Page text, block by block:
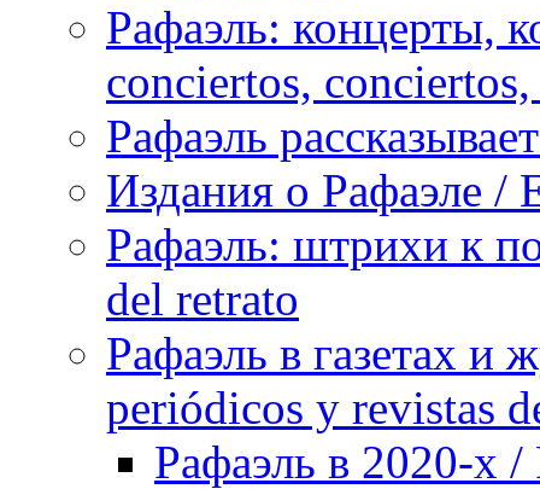
Рафаэль: концерты,
conciertos,
Рафаэль
Издания о Рафаэле /
Рафаэль: штрихи к
del retrato
Рафаэль в газетах и
periódicos y revistas
Рафаэль в 2020-х /